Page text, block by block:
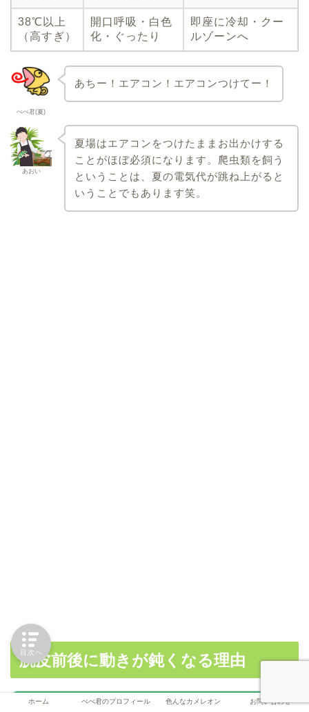
38℃以上
（高すぎ）
開口呼吸・白色
化・ぐったり
即座に冷却・クー
ルゾーンへ
ぺぺ君(夏)
あちー！エアコン！エアコンつけてー！
あおい
夏場はエアコンをつけたままお出かけする
ことがほぼ必須になります。爬虫類を飼う
ということは、夏の電気代が跳ね上がると
いうことでもあります笑。
脱皮前後に動きが鈍くなる理由
カルシウムサプリはこちら
ホーム ぺぺ君のプロフィール 色んなカメレオン お問い合わせ
目次へ